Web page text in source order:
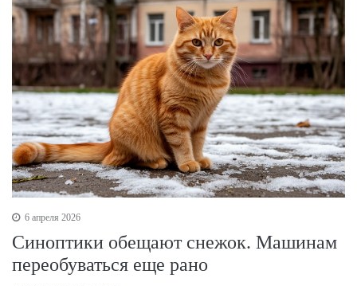
6 апреля 2026
Синоптики обещают снежок. Машинам
переобуваться еще рано